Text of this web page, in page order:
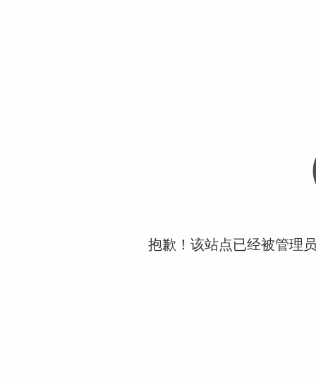
抱歉！该站点已经被管理